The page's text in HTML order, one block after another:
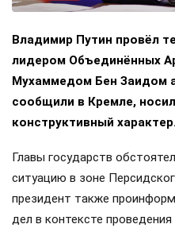
Владимир Путин провёл
лидером Объединённых
Мухаммедом Бен Заидом
сообщили в Кремле,
конструктивный характер.
Главы государств
ситуацию в зоне
президент также
дел в контексте